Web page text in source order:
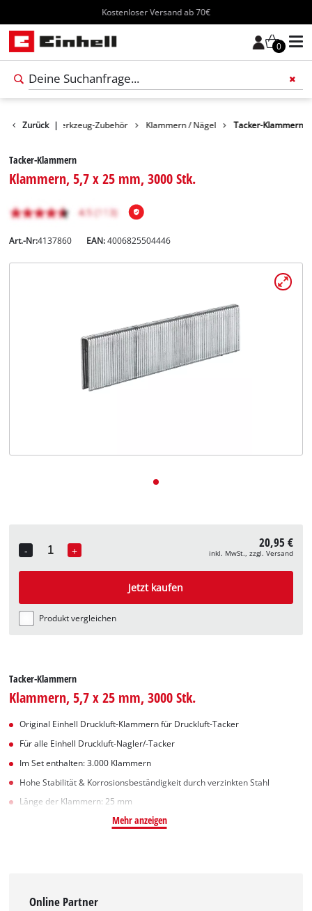
Kostenloser Versand ab 70€
0
Zurück |
Zubehör Werkzeug-Zubehör Klammern / Nägel Tacker-Klammern
Tacker-Klammern
Klammern, 5,7 x 25 mm, 3000 Stk.
Art.-Nr:4137860 EAN:4006825504446
-
Quantity
+ 20,95 €
inkl. MwSt., zzgl. Versand
Jetzt kaufen
Produkt vergleichen
Tacker-Klammern
Klammern, 5,7 x 25 mm, 3000 Stk.
Original Einhell Druckluft-Klammern für Druckluft-Tacker
Für alle Einhell Druckluft-Nagler/-Tacker
Im Set enthalten: 3.000 Klammern
Hohe Stabilität & Korrosionsbeständigkeit durch verzinkten Stahl
Länge der Klammern: 25 mm
Mehr anzeigen
Online Partner